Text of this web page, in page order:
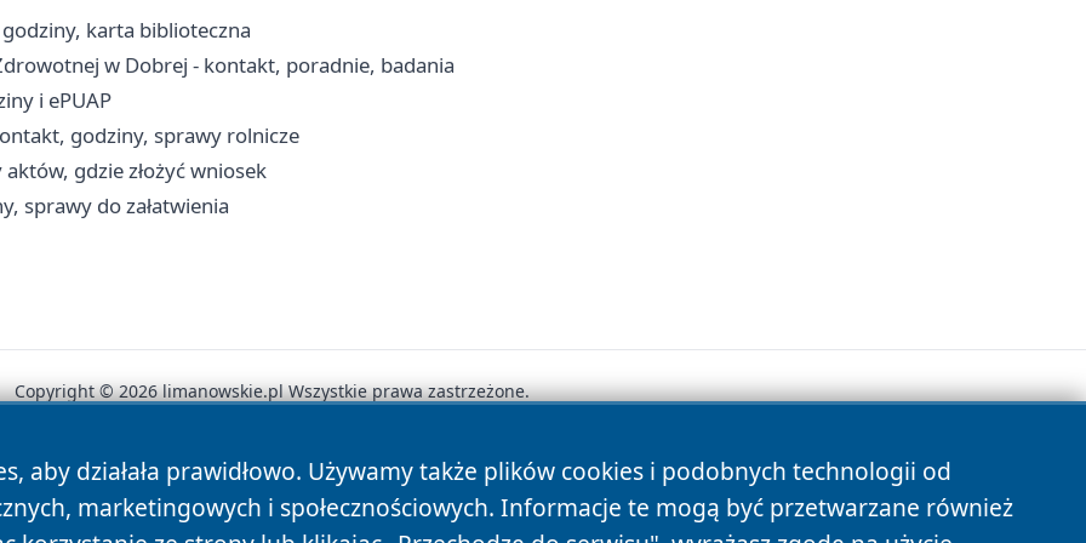
karta biblioteczna
w Dobrej - kontakt, poradnie, badania
i ePUAP
godziny, sprawy rolnicze
gdzie złożyć wniosek
sprawy do załatwienia
aby działała prawidłowo. Używamy także plików cookies i podobnych technologii od
marketingowych i społecznościowych. Informacje te mogą być przetwarzane również
Copyright © 2026 limanowskie.pl Wszystkie prawa zastrzeżone.
Autorzy Polityka Prywatności Polityka Cookies